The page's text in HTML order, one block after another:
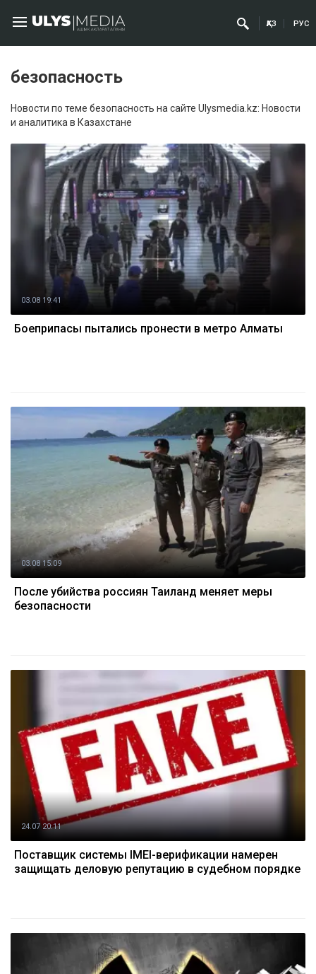
ҚАЗ РУС
безопасность
Новости по теме безопасность на сайте Ulysmedia.kz: Новости
и аналитика в Казахстане
03.08 19:41
Боеприпасы пытались пронести в метро Алматы
03.08 15:09
После убийства россиян Таиланд меняет меры
безопасности
24.07 20:11
Поставщик системы IMEI-верификации намерен
защищать деловую репутацию в судебном порядке